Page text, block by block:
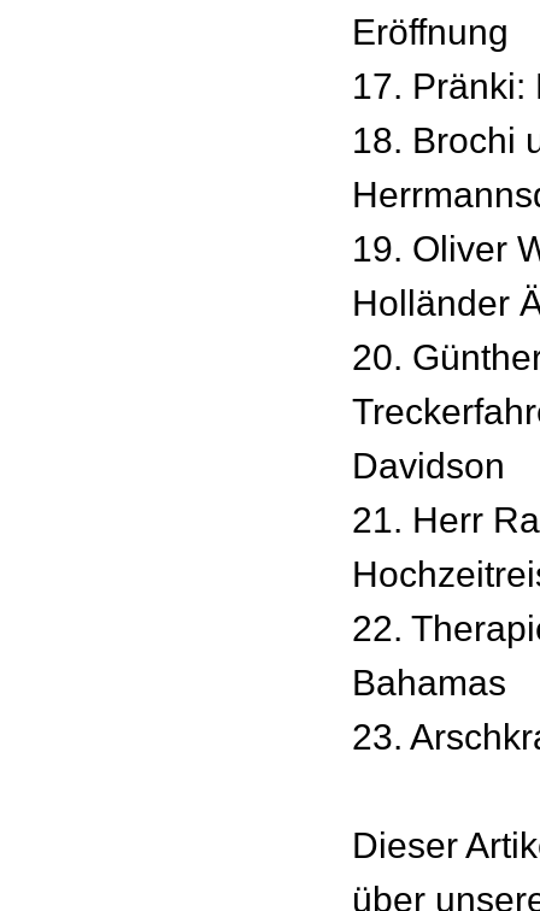
Eröffnung
17. Pränki:
18. Brochi
19. Oliver
Holländer
20.
Davidson
21. Herr
22.
Bahamas
23.
Dieser
über